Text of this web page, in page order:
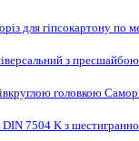
для гіпсокартону по
з пресшайбою
головкою
DIN 7504 K з